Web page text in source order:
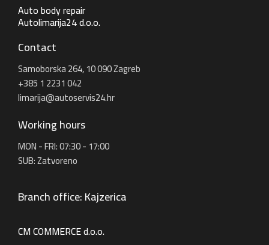
Auto body repair
Autolimarija24 d.o.o.
Contact
Samoborska 264, 10 090 Zagreb
+385 1 2231 042
limarija@autoservis24.hr
Working hours
MON - FRI: 07:30 - 17:00
SUB: Zatvoreno
Branch office: Kajzerica
CM COMMERCE d.o.o.